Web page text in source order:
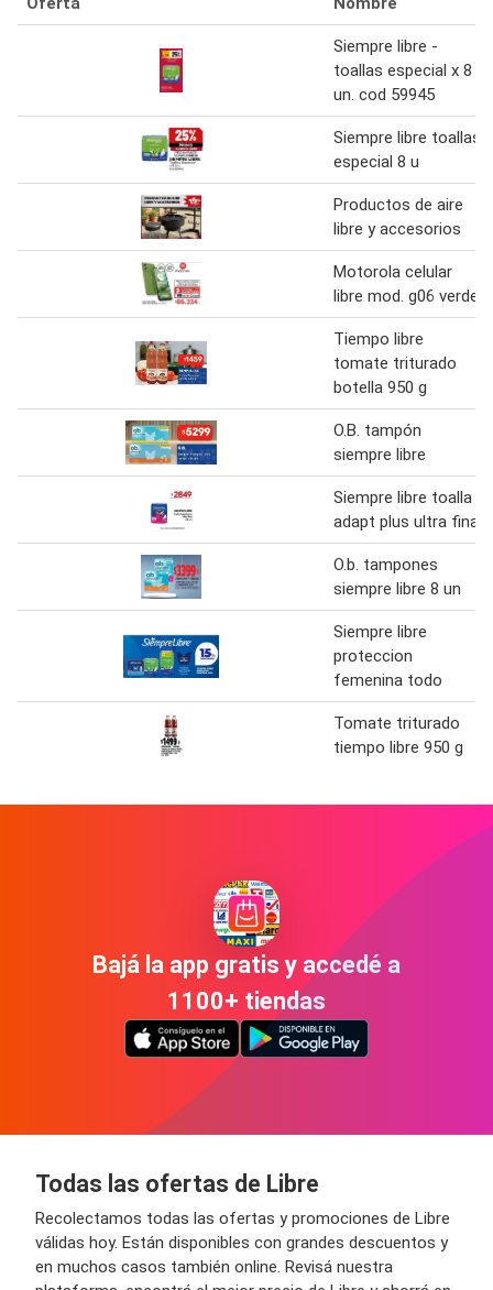
Siempre libre -
toallas especial x 8
un. cod 59945
Siempre libre toallas
especial 8 u
Productos de aire
libre y accesorios
Motorola celular
libre mod. g06 verde
Tiempo libre
tomate triturado
botella 950 g
O.B. tampón
siempre libre
Siempre libre toalla
adapt plus ultra fina
O.b. tampones
siempre libre 8 un
Siempre libre
proteccion
femenina todo
Tomate triturado
tiempo libre 950 g
Bajá la app gratis y accedé a
1100+ tiendas
Todas las ofertas de Libre
Recolectamos todas las ofertas y promociones de Libre
válidas hoy. Están disponibles con grandes descuentos y
en muchos casos también online. Revisá nuestra